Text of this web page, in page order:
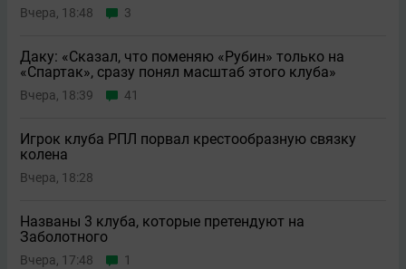
Вчера, 18:48 3
Даку: «Сказал, что поменяю «Рубин» только на
«Спартак», сразу понял масштаб этого клуба»
Вчера, 18:39 41
Игрок клуба РПЛ порвал крестообразную связку
колена
Вчера, 18:28
Названы 3 клуба, которые претендуют на
Заболотного
Вчера, 17:48 1